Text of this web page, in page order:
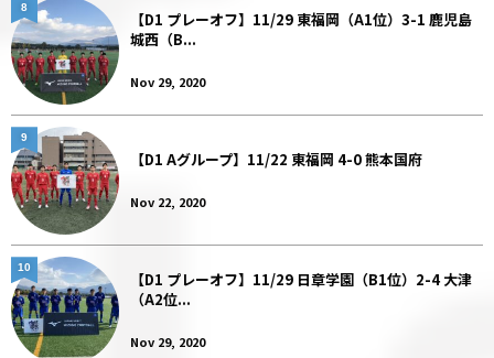
【D1 プレーオフ】11/29 東福岡（A1位）3-1 鹿児島
城西（B...
Nov 29, 2020
8
【D1 Aグループ】11/22 東福岡 4-0 熊本国府
Nov 22, 2020
9
【D1 プレーオフ】11/29 日章学園（B1位）2-4 大津
（A2位...
Nov 29, 2020
10